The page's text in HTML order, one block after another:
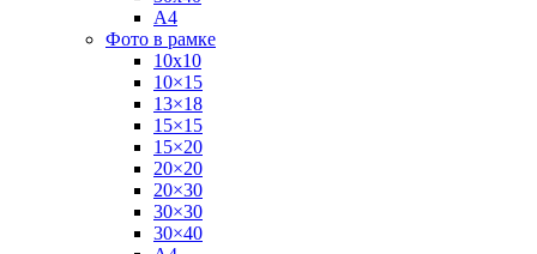
А4
Фото в рамке
10х10
10×15
13×18
15×15
15×20
20×20
20×30
30×30
30×40